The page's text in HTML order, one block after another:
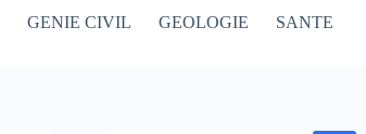
GENIE CIVIL GEOLOGIE SANTE